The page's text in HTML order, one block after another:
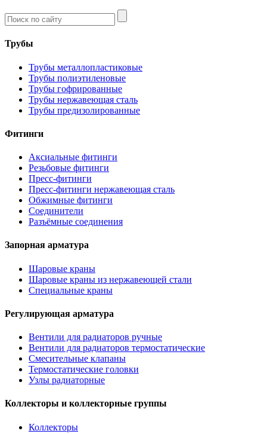
Трубы
Трубы металлопластиковые
Трубы полиэтиленовые
Трубы гофрированные
Трубы нержавеющая сталь
Трубы предизолированные
Фитинги
Аксиальные фитинги
Резьбовые фитинги
Пресс-фитинги
Пресс-фитинги нержавеющая сталь
Обжимные фитинги
Соединители
Разъёмные соединения
Запорная арматура
Шаровые краны
Шаровые краны из нержавеющей стали
Специальные краны
Регулирующая арматура
Вентили для радиаторов ручные
Вентили для радиаторов термостатические
Смесительные клапаны
Термостатические головки
Узлы радиаторные
Коллекторы и коллекторные группы
Коллекторы